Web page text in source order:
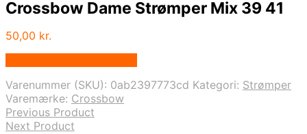
Crossbow Dame Strømper Mix 39 41
50,00 kr.
Varenummer (SKU): 0ab2397773cd Kategori: Strømper
Varemærke: Crossbow
Previous Product
Next Product